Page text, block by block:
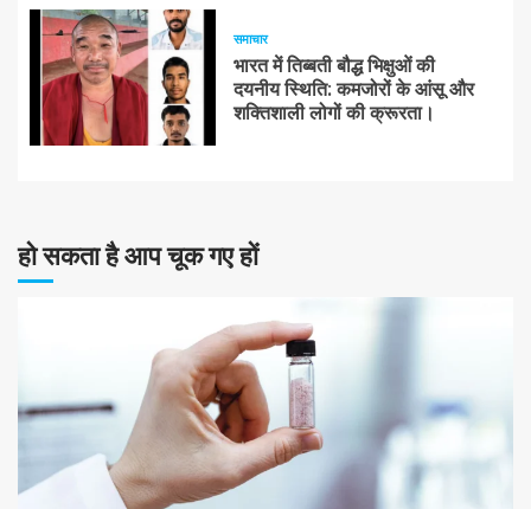
समाचार
भारत में तिब्बती बौद्ध भिक्षुओं की
दयनीय स्थिति: कमजोरों के आंसू और
शक्तिशाली लोगों की क्रूरता।
हो सकता है आप चूक गए हों
10 न्यूनतम पढ़ा